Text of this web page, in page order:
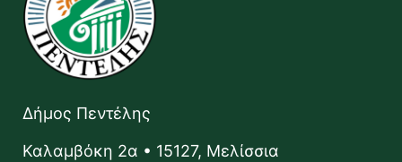
Δήμος Πεντέλης
Καλαμβόκη 2α • 15127, Μελίσσια